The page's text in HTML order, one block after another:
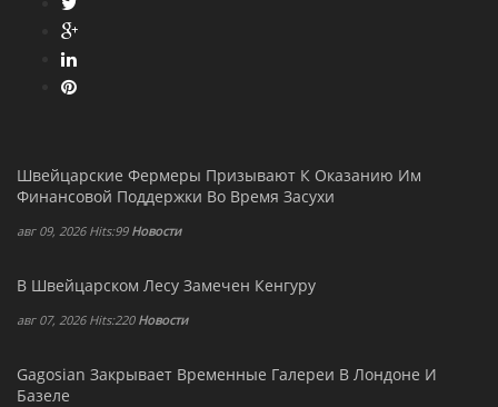
Швейцарские Фермеры Призывают К Оказанию Им
Финансовой Поддержки Во Время Засухи
авг 09, 2026 Hits:99 Новости
В Швейцарском Лесу Замечен Кенгуру
авг 07, 2026 Hits:220 Новости
Gagosian Закрывает Временные Галереи В Лондоне И
Базеле